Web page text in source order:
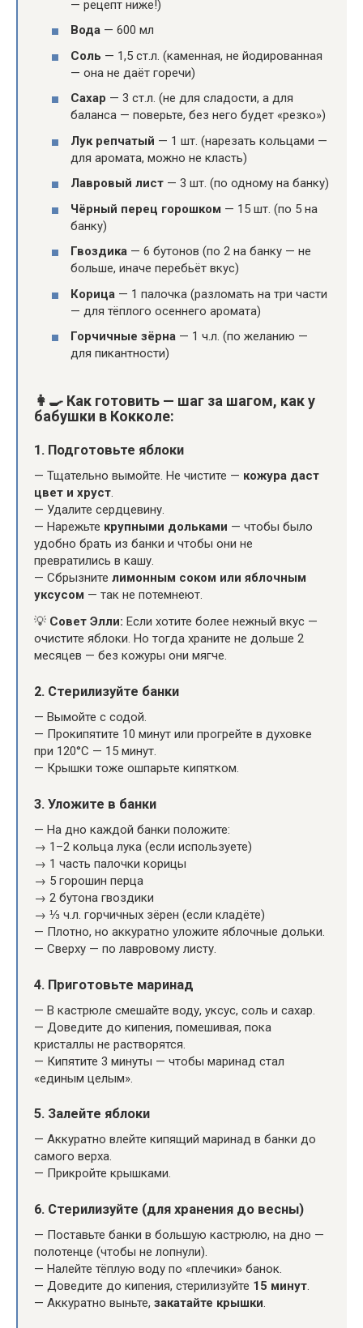
— рецепт ниже!)
Вода — 600 мл
Соль — 1,5 ст.л. (каменная, не йодированная
— она не даёт горечи)
Сахар — 3 ст.л. (не для сладости, а для
баланса — поверьте, без него будет «резко»)
Лук репчатый — 1 шт. (нарезать кольцами —
для аромата, можно не класть)
Лавровый лист — 3 шт. (по одному на банку)
Чёрный перец горошком — 15 шт. (по 5 на
банку)
Гвоздика — 6 бутонов (по 2 на банку — не
больше, иначе перебьёт вкус)
Корица — 1 палочка (разломать на три части
— для тёплого осеннего аромата)
Горчичные зёрна — 1 ч.л. (по желанию —
для пикантности)
👩‍🍳 Как готовить — шаг за шагом, как у
бабушки в Кокколе:
1. Подготовьте яблоки
— Тщательно вымойте. Не чистите — кожура даст
цвет и хруст.
— Удалите сердцевину.
— Нарежьте крупными дольками — чтобы было
удобно брать из банки и чтобы они не
превратились в кашу.
— Сбрызните лимонным соком или яблочным
уксусом — так не потемнеют.
💡 Совет Элли: Если хотите более нежный вкус —
очистите яблоки. Но тогда храните не дольше 2
месяцев — без кожуры они мягче.
2. Стерилизуйте банки
— Вымойте с содой.
— Прокипятите 10 минут или прогрейте в духовке
при 120°C — 15 минут.
— Крышки тоже ошпарьте кипятком.
3. Уложите в банки
— На дно каждой банки положите:
→ 1–2 кольца лука (если используете)
→ 1 часть палочки корицы
→ 5 горошин перца
→ 2 бутона гвоздики
→ ⅓ ч.л. горчичных зёрен (если кладёте)
— Плотно, но аккуратно уложите яблочные дольки.
— Сверху — по лавровому листу.
4. Приготовьте маринад
— В кастрюле смешайте воду, уксус, соль и сахар.
— Доведите до кипения, помешивая, пока
кристаллы не растворятся.
— Кипятите 3 минуты — чтобы маринад стал
«единым целым».
5. Залейте яблоки
— Аккуратно влейте кипящий маринад в банки до
самого верха.
— Прикройте крышками.
6. Стерилизуйте (для хранения до весны)
— Поставьте банки в большую кастрюлю, на дно —
полотенце (чтобы не лопнули).
— Налейте тёплую воду по «плечики» банок.
— Доведите до кипения, стерилизуйте 15 минут.
— Аккуратно выньте, закатайте крышки.